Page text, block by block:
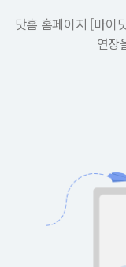
닷홈 홈페이지 [마이
연장